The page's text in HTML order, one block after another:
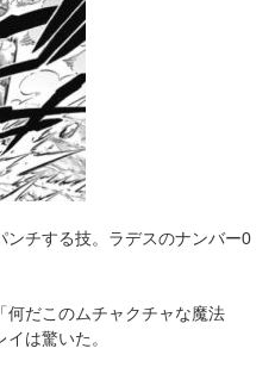
ンチする技。ラデスのナンバー0
何だこのムチャクチャな魔法
は驚いた。